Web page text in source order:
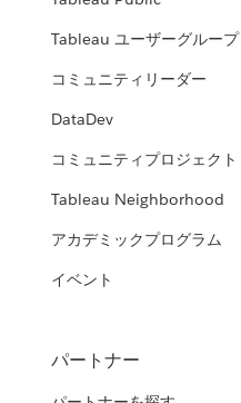
Tableau ユーザーグループ
コミュニティリーダー
DataDev
コミュニティプロジェクト
Tableau Neighborhood
アカデミックプログラム
イベント
パートナー